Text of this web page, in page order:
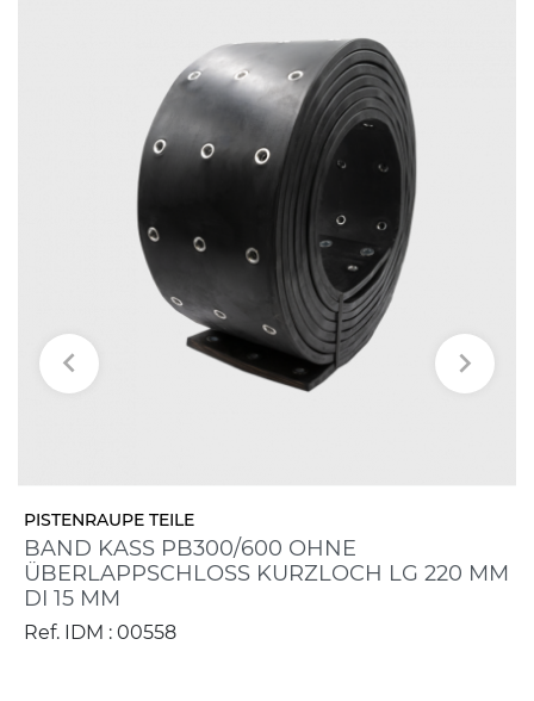

PISTENRAUPE TEILE
BAND KASS PB300/600 OHNE
ÜBERLAPPSCHLOSS KURZLOCH LG 220 MM
DI 15 MM
Ref. IDM : 00558
